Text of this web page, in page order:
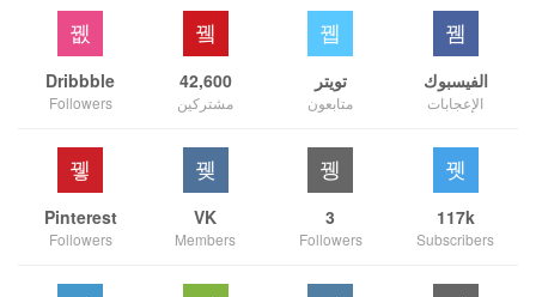
الفيسبوك
الإعجابات
تويتر
متابعون
42,600
مشتركين
Dribbble
Followers
117k
Subscribers
3
Followers
VK
Members
Pinterest
Followers